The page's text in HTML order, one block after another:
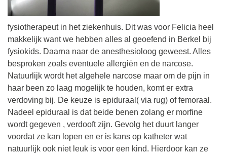
fysiotherapeut in het ziekenhuis. Dit was voor Felicia heel
makkelijk want we hebben alles al geoefend in Berkel bij
fysiokids. Daarna naar de anesthesioloog geweest. Alles
besproken zoals eventuele allergiën en de narcose.
Natuurlijk wordt het algehele narcose maar om de pijn in
haar been zo laag mogelijk te houden, komt er extra
verdoving bij. De keuze is epiduraal( via rug) of femoraal.
Nadeel epiduraal is dat beide benen zolang er morfine
wordt gegeven , verdooft zijn. Gevolg het duurt langer
voordat ze kan lopen en er is kans op katheter wat
natuurlijk ook niet leuk is voor een kind. Hierdoor kan ze